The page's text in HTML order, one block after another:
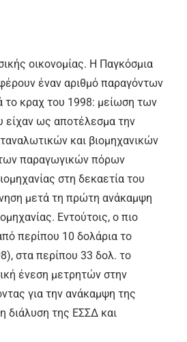
οικονομίας. Η Παγκόσμια
έναν αριθμό παραγόντων
το κραχ του 1998: μείωση των
είχαν ως αποτέλεσμα την
και βιομηχανικών
παραγωγικών πόρων
στη δεκαετία του
μετά τη πρώτη ανάκαμψη
Εντούτοις, ο πιο
περίπου 10 δολάρια το
στα περίπου 33 δολ. το
ένεση μετρητών στην
για την ανάκαμψη της
διάλυση της ΕΣΣΔ και